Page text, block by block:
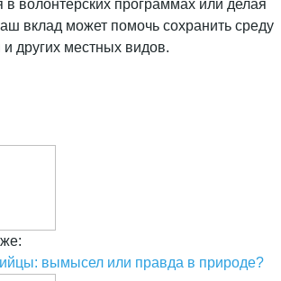
в волонтерских программах или делая
вклад может помочь сохранить среду
других местных видов.
вымысел или правда в природе?